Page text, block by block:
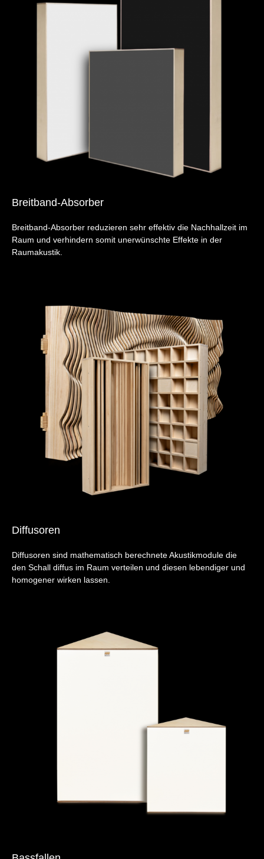
Breitband-Absorber
Breitband-Absorber reduzieren sehr effektiv die Nachhallzeit im
Raum und verhindern somit unerwünschte Effekte in der
Raumakustik.
Diffusoren
Diffusoren sind mathematisch berechnete Akustikmodule die
den Schall diffus im Raum verteilen und diesen lebendiger und
homogener wirken lassen.